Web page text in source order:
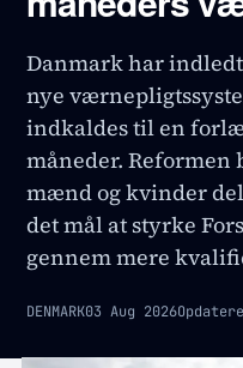
Danmark har
nye
indkaldes til en
måneder. Reformen
mænd og kvinder
det mål at styrke
gennem mere
DENMARK03 Aug 2026